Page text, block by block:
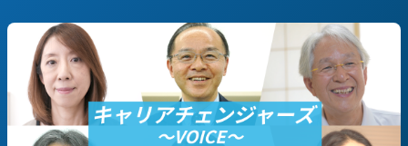
#決断までのSTORY
#これからのSTORY
#定年退職
#早期退職
#転職/再就職
#起業